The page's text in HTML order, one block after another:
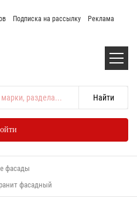
Подписка на рассылку
Реклама
раздела...
фасады
фасадный